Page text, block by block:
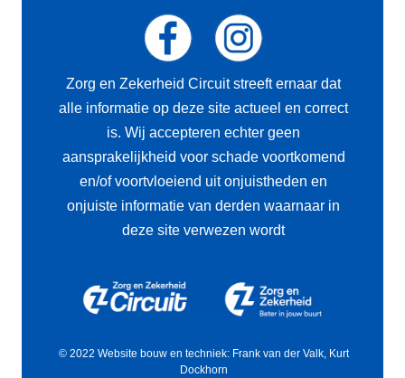
Zorg en Zekerheid Circuit streeft ernaar dat
alle informatie op deze site actueel en correct
is. Wij accepteren echter geen
aansprakelijkheid voor schade voortkomend
en/of voortvloeiend uit onjuistheden en
onjuiste informatie van derden waarnaar in
deze site verwezen wordt
© 2022 Website bouw en techniek: Frank van der Valk, Kurt
Dockhorn